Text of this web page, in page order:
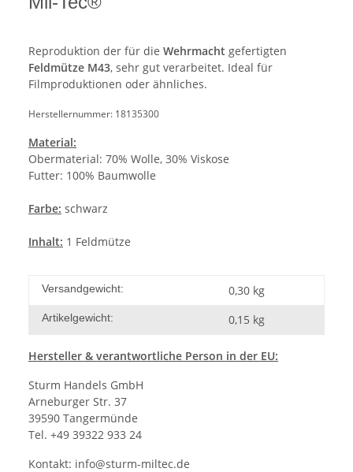
Reproduktion der für die Wehrmacht gefertigten
Feldmütze M43, sehr gut verarbeitet. Ideal für
Filmproduktionen oder ähnliches.
Herstellernummer: 18135300
Material:
Obermaterial: 70% Wolle, 30% Viskose
Futter: 100% Baumwolle
Farbe: schwarz
Inhalt: 1 Feldmütze
Versandgewicht: 0,30 kg
Artikelgewicht: 0,15 kg
Hersteller & verantwortliche Person in der EU:
Sturm Handels GmbH
Arneburger Str. 37
39590 Tangermünde
Tel. +49 39322 933 24
Kontakt: info@sturm-miltec.de